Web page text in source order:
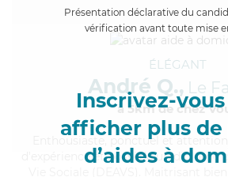
Présentation déclarative du
vérification avant toute mise
Inscrivez-
afficher plus
d’aides à
ÉLÉGANT
André Q., Le
à 5km de chez
, ponctuel et
d'expérience et possède un diplôme